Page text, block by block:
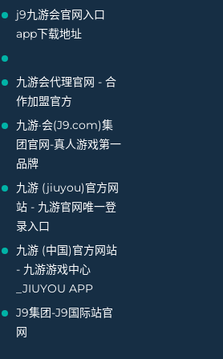
j9九游会官网入口
app下载地址
九游会代理官网 - 合
作加盟官方
九游·会(J9.com)集
团官网-真人游戏第一
品牌
九游 (jiuyou)官方网
站 - 九游官网唯一登
录入口
九游 (中国)官方网站
- 九游游戏中心
_JIUYOU APP
J9集团-J9国际站官
网